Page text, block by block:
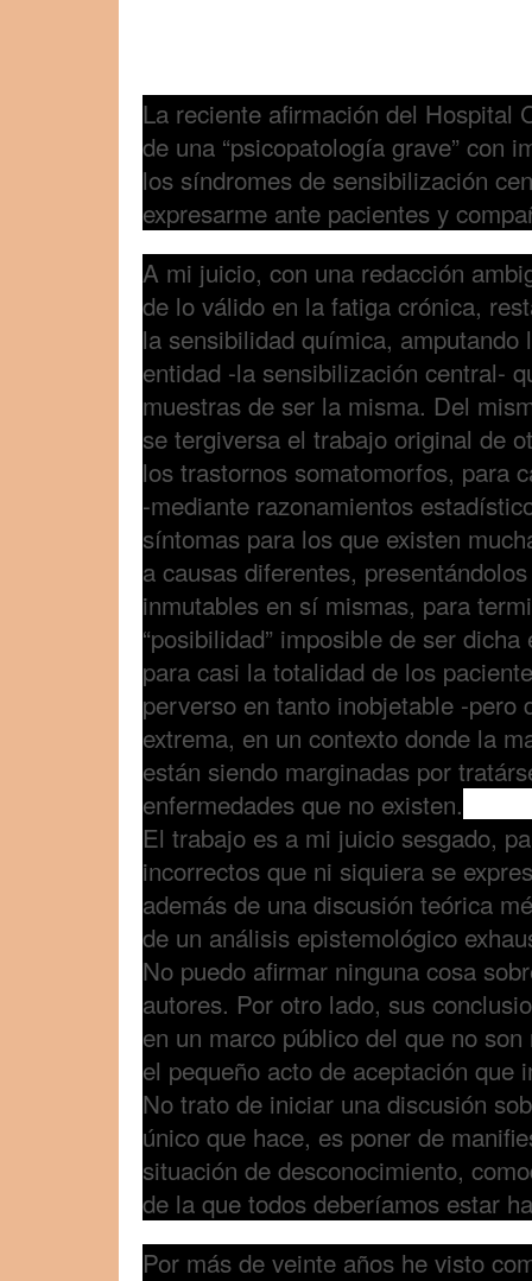
La reciente afirmación del Hospital
de una “psicopatología grave” con
los síndromes de sensibilización
expresarme ante pacientes y
A mi juicio, con una redacción
de lo válido en la fatiga crónica,
la sensibilidad química, amputando
entidad -la sensibilización central-
muestras de ser la misma. Del
se tergiversa el trabajo original de
los trastornos somatomorfos, para
-mediante razonamientos
síntomas para los que existen
a causas diferentes,
inmutables en sí mismas, para
“posibilidad” imposible de ser
para casi la totalidad de los
perverso en tanto inobjetable -pero
extrema, en un contexto donde la
están siendo marginadas por
enfermedades que no existen.
El trabajo es a mi juicio sesgado,
incorrectos que ni siquiera se
además de una discusión teórica
de un análisis epistemológico
No puedo afirmar ninguna cosa
autores. Por otro lado, sus
en un marco público del que no
el pequeño acto de aceptación que
No trato de iniciar una discusión
único que hace, es poner de
situación de desconocimiento,
de la que todos deberíamos estar
Por más de veinte años he visto